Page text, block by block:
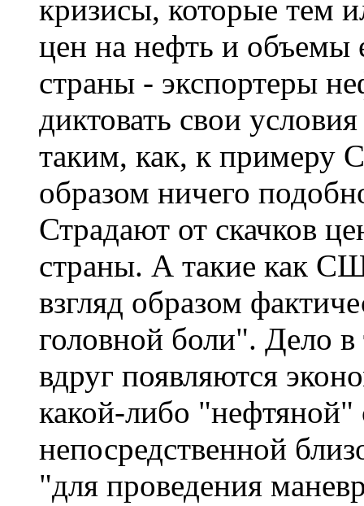
кризисы, которые тем
цен на нефть и объемы
страны - экспортеры
диктовать свои
таким, как, к
образом ничего
Страдают от скачков
страны. А такие как
взгляд образом
головной боли". Дело
вдруг появляются
какой-либо "нефтяной"
непосредственной
"для проведения